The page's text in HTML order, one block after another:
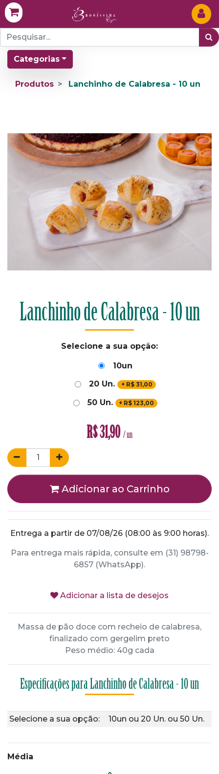
Categorias
Produtos Lanchinho de Calabresa - 10 un
Lanchinho de Calabresa - 10 un
Selecione a sua opção:
10un
20 Un.
+ R$ 31,00
50 Un. + R$123,00
R$31,90 / un
Adicionar ao Carrinho
Entrega a partir de 07/08/26 (08:00 às 9:00 horas).
Para entrega mais rápida, consulte em (31) 98798-
6857 (WhatsApp).
Adicionar a lista de desejos
Massa de pão doce com recheio de calabresa,
finalizado com gergelim preto
Peso médio: 40g cada
Especificações para Lanchinho de Calabresa - 10 un
Selecione a sua opção: 10un ou 20 Un. ou 50 Un.
Média